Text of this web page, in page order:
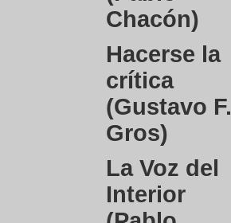
Chacón)
Hacerse la
crítica
(Gustavo F.
Gros)
La Voz del
Interior